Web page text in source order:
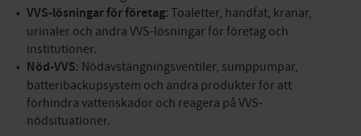
VVS-lösningar för företag: Toaletter, handfat, kranar,
urinaler och andra VVS-lösningar för företag och
institutioner.
Nöd-VVS: Nödavstängningsventiler, sumppumpar,
batteribackupsystem och andra produkter för att
förhindra vattenskador och reagera på VVS-
nödsituationer.